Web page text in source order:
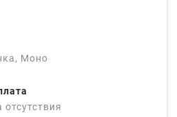
Моно